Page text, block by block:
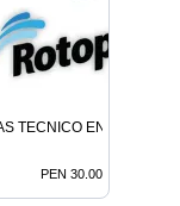
TECNICO EN LINCE
PEN 30.00